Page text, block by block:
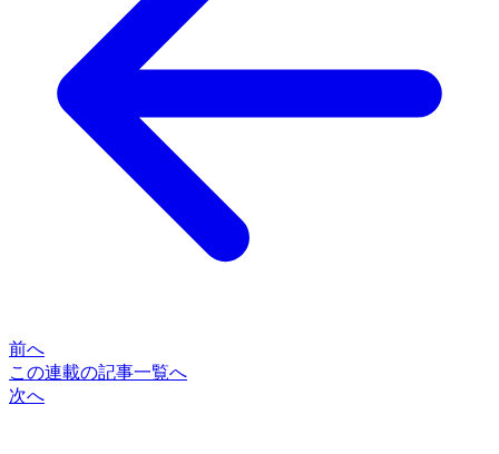
前へ
この連載の記事一覧へ
次へ